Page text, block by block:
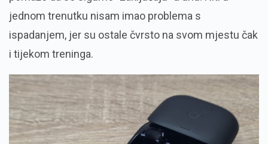
jednom trenutku nisam imao problema s
ispadanjem, jer su ostale čvrsto na svom mjestu čak
i tijekom treninga.